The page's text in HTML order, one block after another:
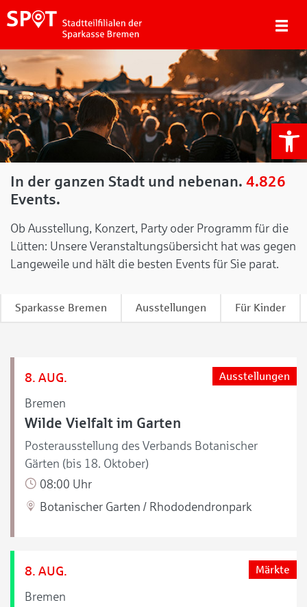
In der ganzen Stadt und nebenan. 4.826
Events.
Ob Ausstellung, Konzert, Party oder Programm für die
Lütten: Unsere Veranstaltungsübersicht hat was gegen
Langeweile und hält die besten Events für Sie parat.
Sparkasse Bremen Ausstellungen Für Kinder
8. AUG.
Bremen
Ausstellungen
Wilde Vielfalt im Garten
Posterausstellung des Verbands Botanischer
Gärten (bis 18. Oktober)
08:00 Uhr
Botanischer Garten / Rhododendronpark
8. AUG.
Bremen
Märkte